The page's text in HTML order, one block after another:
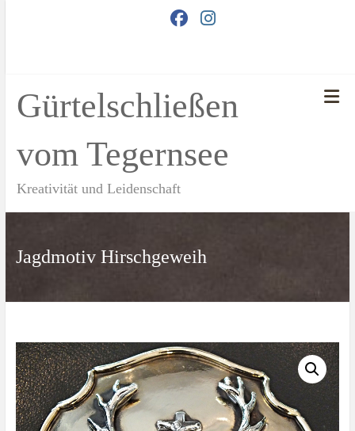
Gürtelschließen
vom Tegernsee
Kreativität und Leidenschaft
Jagdmotiv Hirschgeweih